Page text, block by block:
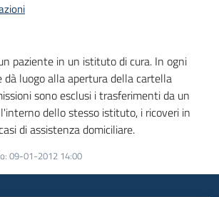
paziente in un istituto di cura. In ogni
dà luogo alla apertura della cartella
sono esclusi i trasferimenti da un
dello stesso istituto, i ricoveri in
di assistenza domiciliare.
: 09-01-2012 14:00